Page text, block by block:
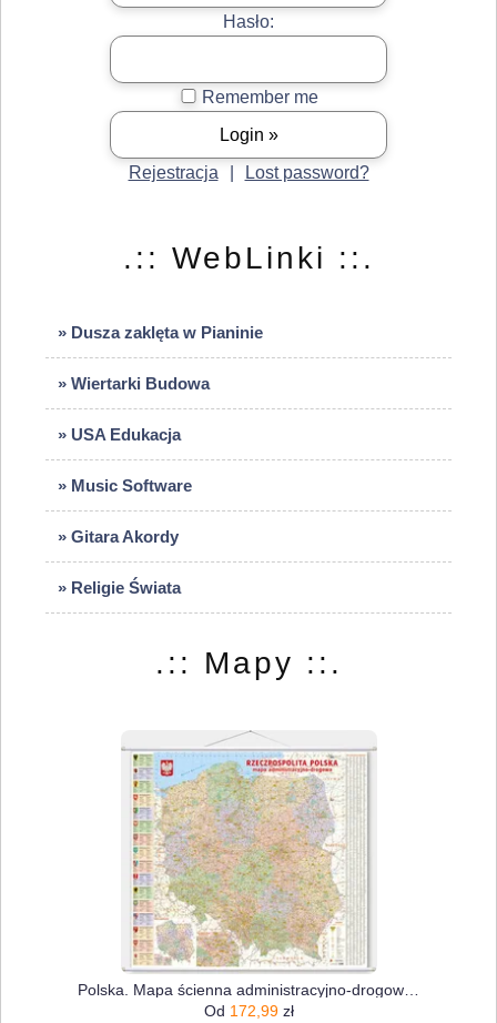
Hasło:
Remember me
Rejestracja Lost password?
.:: WebLinki ::.
» Dusza zaklęta w Pianinie
» Wiertarki Budowa
» USA Edukacja
» Music Software
» Gitara Akordy
» Religie Świata
.:: Mapy ::.
Od 172,99 zł